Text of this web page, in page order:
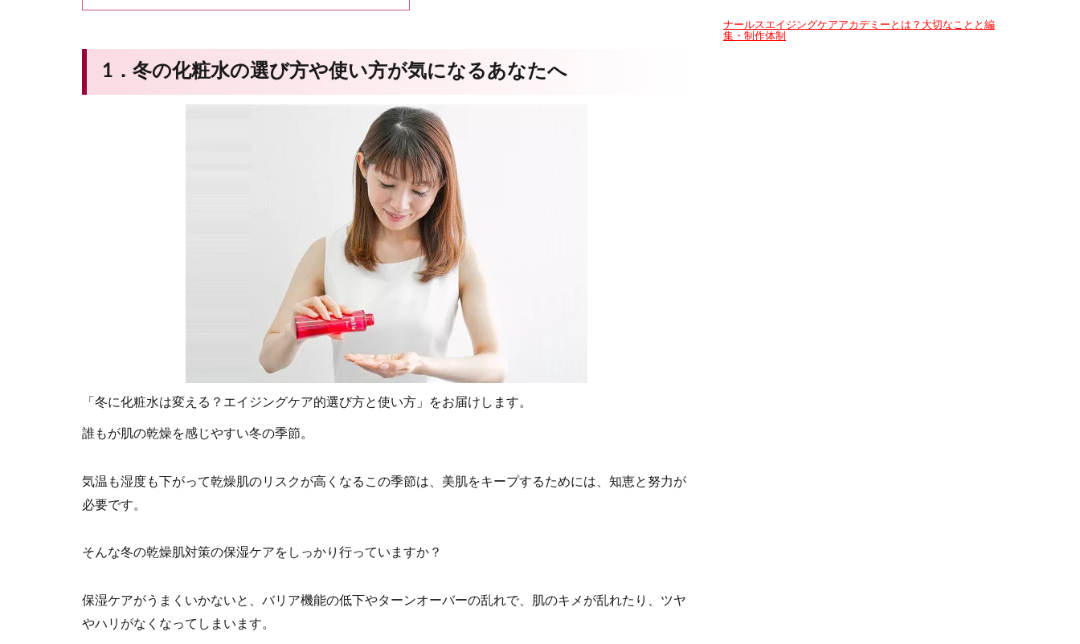
1．冬の化粧水の選び方や使い方が気になるあなたへ
「冬に化粧水は変える？エイジングケア的選び方と使い方」をお届けします。
誰もが肌の乾燥を感じやすい冬の季節。
気温も湿度も下がって乾燥肌のリスクが高くなるこの季節は、美肌をキープするためには、知恵と努力が
必要です。
そんな冬の乾燥肌対策の保湿ケアをしっかり行っていますか？
保湿ケアがうまくいかないと、バリア機能の低下やターンオーバーの乱れで、肌のキメが乱れたり、ツヤ
やハリがなくなってしまいます。
ナールスエイジングケアアカデミーとは？大切なことと編
集・制作体制